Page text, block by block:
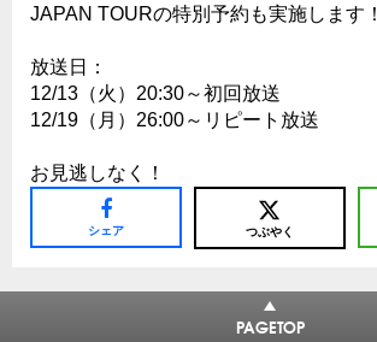
JAPAN TOURの特別予約も実施します！
放送日：
12/13（火）20:30～初回放送
12/19（月）26:00～リピート放送
お見逃しなく！
シェア つぶやく
PAGETOP